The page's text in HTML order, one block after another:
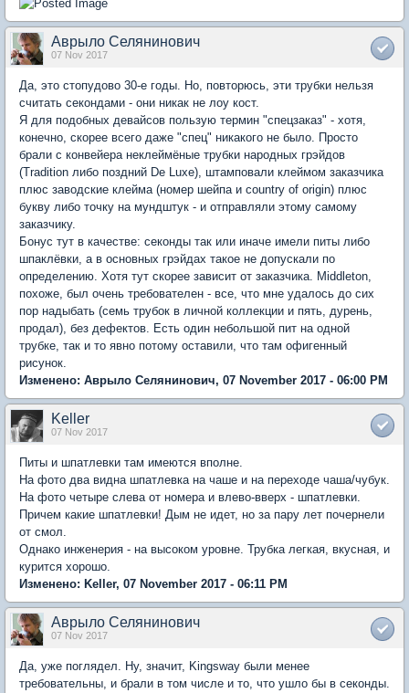
Аврыло Селянинович
07 Nov 2017
Да, это стопудово 30-е годы. Но, повторюсь, эти трубки нельзя
считать секондами - они никак не лоу кост.
Я для подобных девайсов пользую термин "спецзаказ" - хотя,
конечно, скорее всего даже "спец" никакого не было. Просто
брали с конвейера неклеймёные трубки народных грэйдов
(Tradition либо поздний De Luxe), штамповали клеймом заказчика
плюс заводские клейма (номер шейпа и country of origin) плюс
букву либо точку на мундштук - и отправляли этому самому
заказчику.
Бонус тут в качестве: секонды так или иначе имели питы либо
шпаклёвки, а в основных грэйдах такое не допускали по
определению. Хотя тут скорее зависит от заказчика. Middleton,
похоже, был очень требователен - все, что мне удалось до сих
пор надыбать (семь трубок в личной коллекции и пять, дурень,
продал), без дефектов. Есть один небольшой пит на одной
трубке, так и то явно потому оставили, что там офигенный
рисунок.
Изменено: Аврыло Селянинович, 07 November 2017 - 06:00 PM
Keller
07 Nov 2017
Питы и шпатлевки там имеются вполне.
На фото два видна шпатлевка на чаше и на переходе чаша/чубук.
На фото четыре слева от номера и влево-вверх - шпатлевки.
Причем какие шпатлевки! Дым не идет, но за пару лет почернели
от смол.
Однако инженерия - на высоком уровне. Трубка легкая, вкусная, и
курится хорошо.
Изменено: Keller, 07 November 2017 - 06:11 PM
Аврыло Селянинович
07 Nov 2017
Да, уже поглядел. Ну, значит, Kingsway были менее
требовательны, и брали в том числе и то, что ушло бы в секонды.